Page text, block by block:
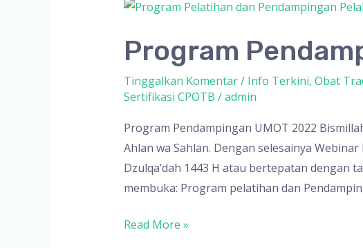
Program
Tinggalkan Komentar/ Info Terkini, Obat
Sertifikasi CPOTB /admin
Program Pendampingan UMOT 2022
Ahlan wa Sahlan. Dengan selesainya
Dzulqa’dah 1443 H atau bertepatan dengan
membuka: Program pelatihan dan
Program
Read More »